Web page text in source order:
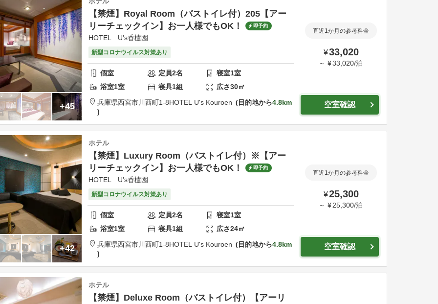
+45
【禁煙】Royal Room（バストイレ付）205【アー
リーチェックイン】お一人様でもOK！
即予約
HOTEL U's香櫨園
新型コロナウイルス対策あり
個室 定員2名 寝室1室
浴室1室 寝具1組 広さ30㎡
兵庫県西宮市川西町1-8HOTEL U's Kouroen 目的地から4.8km
直近1か月の参考料金
¥33,020
～ ¥33,020/泊
空室確認
+42
ホテル
【禁煙】Luxury Room（バストイレ付）※【アー
リーチェックイン】お一人様でもOK！
即予約
HOTEL U's香櫨園
新型コロナウイルス対策あり
個室 定員2名 寝室1室
浴室1室 寝具1組 広さ24㎡
兵庫県西宮市川西町1-8HOTEL U's Kouroen 目的地から4.8km
直近1か月の参考料金
¥25,300
～ ¥ 25,300/泊
空室確認
ホテル
【禁煙】Deluxe Room（バストイレ付）【アーリ